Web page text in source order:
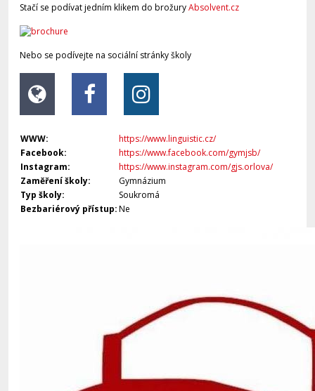
Stačí se podívat jedním klikem do brožuryAbsolvent.cz
Nebo se podívejte na sociální stránky školy
WWW:
https://www.linguistic.cz/
Facebook:
https://www.facebook.com/gymjsb/
Instagram:
https://www.instagram.com/gjs.orlova/
Zaměření školy:
Gymnázium
Typ školy:
Soukromá
Bezbariérový přístup:Ne